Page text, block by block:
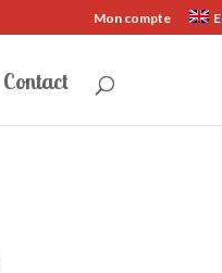
Mon compte
Contact